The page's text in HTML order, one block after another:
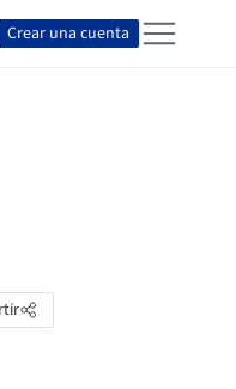
Crear una cuenta